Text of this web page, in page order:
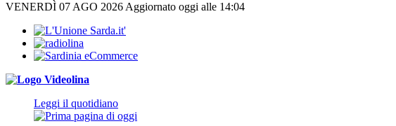
VENERDÌ 07 AGO 2026 Aggiornato oggi alle 14:04
Leggi il quotidiano